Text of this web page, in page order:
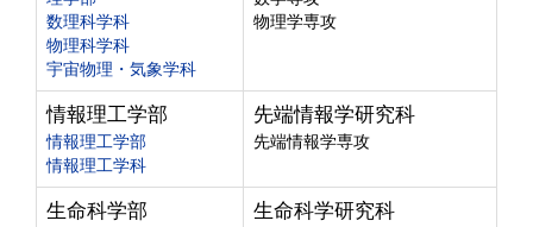
数理科学科
物理科学科
宇宙物理・気象学科
物理学専攻
情報理工学部
情報理工学部
情報理工学科
先端情報学研究科
先端情報学専攻
生命科学部 生命科学研究科